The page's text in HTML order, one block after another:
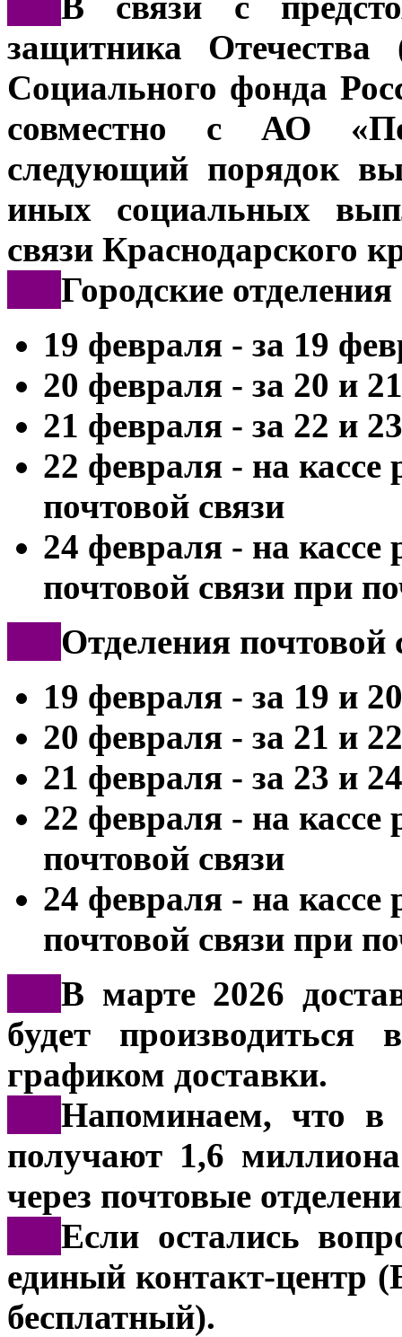
защитника
Социального фонда
совместно с АО
следующий порядок
иных социальных
связи Краснодарского
Городские
19 февраля - за 19
20 февраля - за 20 и
21 февраля - за 22 и
22 февраля - на
почтовой связи
24 февраля - на
почтовой связи при
Отделения почтовой
19 февраля - за 19 и
20 февраля - за 21 и
21 февраля - за 23 и
22 февраля - на
почтовой связи
24 февраля - на
почтовой связи при
В марте 2026
будет производиться
графиком доставки.
Напоминаем, что в
получают 1,6
через почтовые
Если остались
единый контакт-центр
бесплатный).